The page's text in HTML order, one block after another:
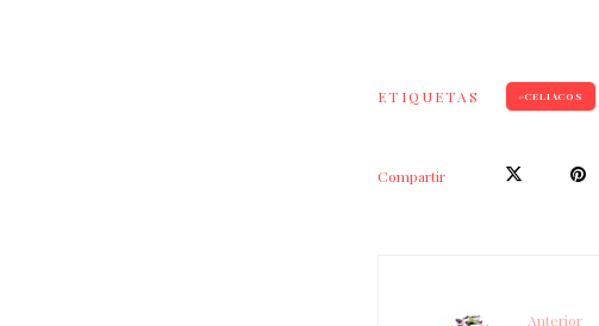
ETIQUETAS CELIACOS
Compartir
Anterior